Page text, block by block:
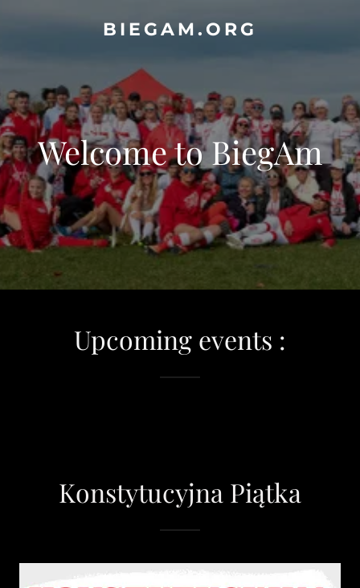
BIEGAM.ORG
Welcome to BiegAm
Upcoming events :
Konstytucyjna Piątka